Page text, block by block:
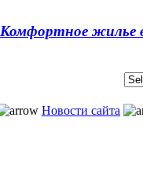
Комфортное жилье
Новости сайта